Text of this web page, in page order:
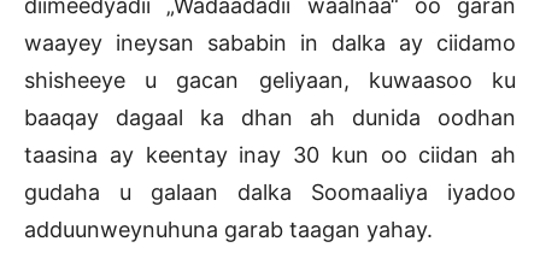
diimeedyadii „Wadaadadii waalnaa“ oo garan
waayey ineysan sababin in dalka ay ciidamo
shisheeye u gacan geliyaan, kuwaasoo ku
baaqay dagaal ka dhan ah dunida oodhan
taasina ay keentay inay 30 kun oo ciidan ah
gudaha u galaan dalka Soomaaliya iyadoo
adduunweynuhuna garab taagan yahay.